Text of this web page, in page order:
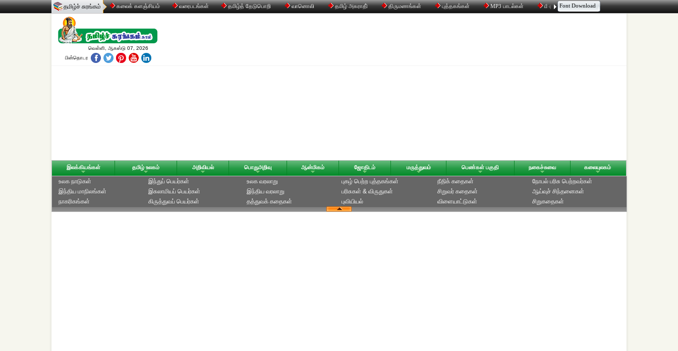
தமிழ்ச் சுரங்கம் கலைக் களஞ்சியம் வரைபடங்கள் தமிழ்த் தேடுபொறி வானொலி தமிழ் அகராதி் திருமணங்கள் புத்தகங்கள் MP3 பாடல்கள் மின்னஞ்சல் திரட்டி உரையாடல்
Font Download
வெள்ளி, ஆகஸ்டு 07, 2026
பின்தொடர
இலக்கியங்கள் தமிழ் உலகம் அறிவியல் பொதுஅறிவு ஆன்மிகம் ஜோதிடம் மருத்துவம் பெண்கள் பகுதி நகைச்சுவை கலையுலகம்
உலக நாடுகள்
இந்திய மாநிலங்கள்
நாகரிகங்கள்
இந்துப் பெயர்கள்
இசுலாமியப் பெயர்கள்
கிருத்துவப் பெயர்கள்
உலக வரலாறு
இந்திய வரலாறு
தத்துவக் கதைகள்
புகழ் பெற்ற புத்தகங்கள்
பரிசுகள் & விருதுகள்
புவியியல்
நீதிக் கதைகள்
சிறுவர் கதைகள்
விளையாட்டுகள்
நோபல் பரிசு‎ பெற்றவர்‎கள்
ஆய்வுச் சிந்தனைகள்
சிறுகதைகள்